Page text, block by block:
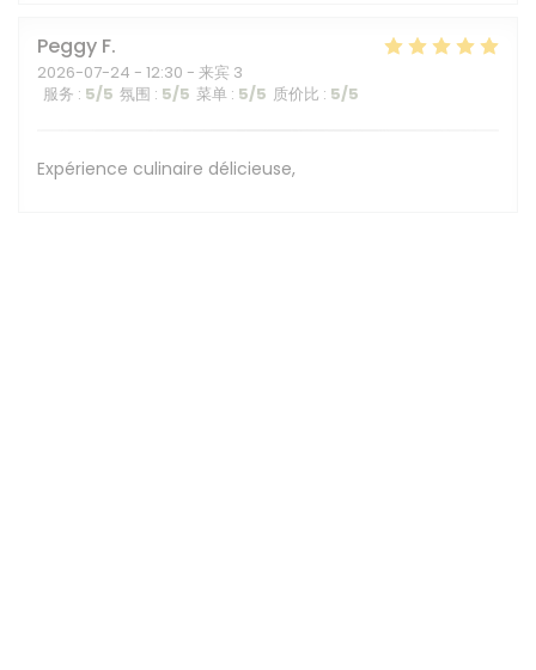
Peggy F
2026-07-24 - 12:30 - 来宾 3
服务 : 5/5 氛围 : 5/5 菜单 : 5/5 质价比 : 5/5
Expérience culinaire délicieuse,